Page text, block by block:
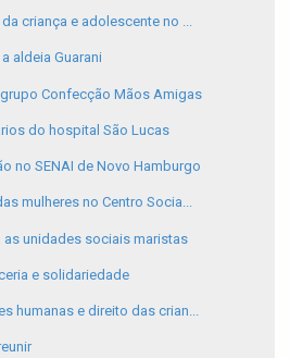
criança e adolescente no ...
aldeia Guarani
Confecção Mãos Amigas
do hospital São Lucas
no SENAI de Novo Hamburgo
mulheres no Centro Socia...
unidades sociais maristas
e solidariedade
humanas e direito das crian...